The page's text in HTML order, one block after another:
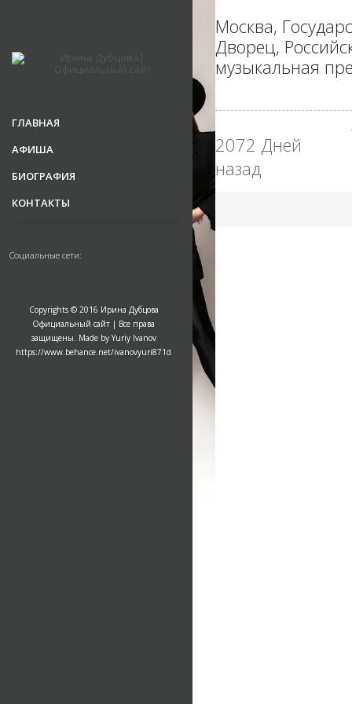
ГЛАВНАЯ
АФИША
БИОГРАФИЯ
КОНТАКТЫ
Социальные сети:
Copyrights © 2016 Ирина Дубцова
Официальный сайт | Все права
защищены. Made by Yuriy Ivanov
https://www.behance.net/ivanovyuri871d
Москва,
Дворец,
музыкальная
2072 Дней
назад